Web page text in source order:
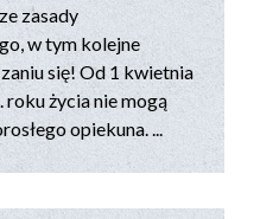
zasady
w tym kolejne
się! Od 1 kwietnia
roku życia nie mogą
opiekuna. ...